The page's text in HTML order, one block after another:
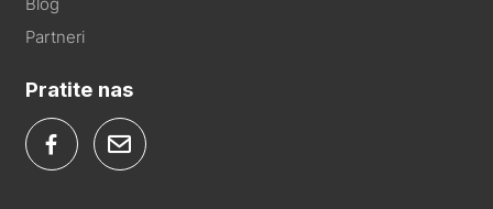
Blog
Partneri
Pratite nas